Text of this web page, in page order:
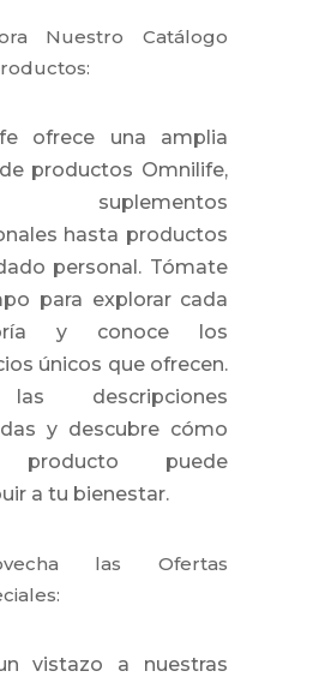
Nuestro Catálogo
ofrece una amplia
productos Omnilife,
suplementos
hasta productos
personal. Tómate
para explorar cada
y conoce los
únicos que ofrecen.
descripciones
y descubre cómo
producto puede
a tu bienestar.
las Ofertas
vistazo a nuestras